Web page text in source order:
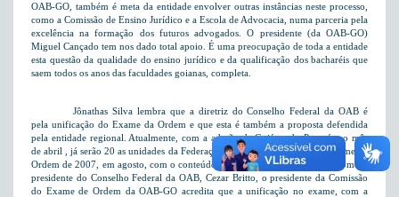
OAB-GO, também é meta da entidade envolver outras instâncias neste processo,
como a Comissão de Ensino Jurídico e a Escola de Advocacia, numa parceria pela
excelência na formação dos futuros advogados. O presidente (da OAB-GO)
Miguel Cançado tem nos dado total apoio. É uma preocupação de toda a entidade
esta questão da qualidade do ensino jurídico e da qualificação dos bacharéis que
saem todos os anos das faculdades goianas, completa.
Jônathas Silva lembra que a diretriz do Conselho Federal da OAB é
pela unificação do Exame da Ordem e que esta é também a proposta defendida
pela entidade regional. Atualmente, com a adesão de Goiás e do Paraná  no mês
de abril , já serão 20 as unidades da Federação que aplicarão o segundo exame de
Ordem de 2007, em agosto, com o conteúdo totalmente unificado. Assim como o
presidente do Conselho Federal da OAB, Cezar Britto, o presidente da Comissão
do Exame de Ordem da OAB-GO acredita que a unificação no exame, com a